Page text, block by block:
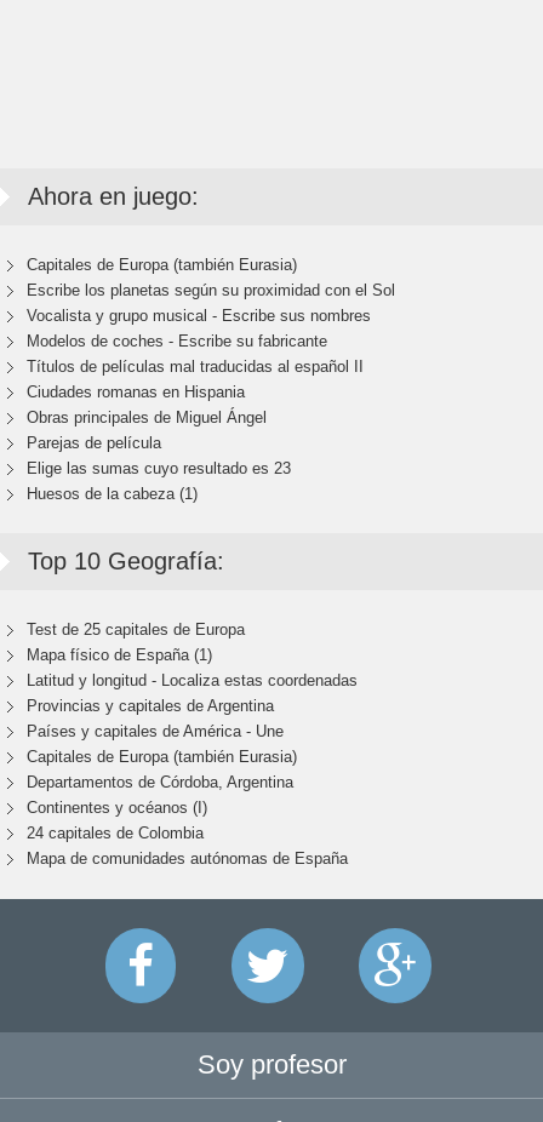
Ahora en juego:
Capitales de Europa (también Eurasia)
Escribe los planetas según su proximidad con el Sol
Vocalista y grupo musical - Escribe sus nombres
Modelos de coches - Escribe su fabricante
Títulos de películas mal traducidas al español II
Ciudades romanas en Hispania
Obras principales de Miguel Ángel
Parejas de película
Elige las sumas cuyo resultado es 23
Huesos de la cabeza (1)
Top 10 Geografía:
Test de 25 capitales de Europa
Mapa físico de España (1)
Latitud y longitud - Localiza estas coordenadas
Provincias y capitales de Argentina
Países y capitales de América - Une
Capitales de Europa (también Eurasia)
Departamentos de Córdoba, Argentina
Continentes y océanos (I)
24 capitales de Colombia
Mapa de comunidades autónomas de España
Soy profesor